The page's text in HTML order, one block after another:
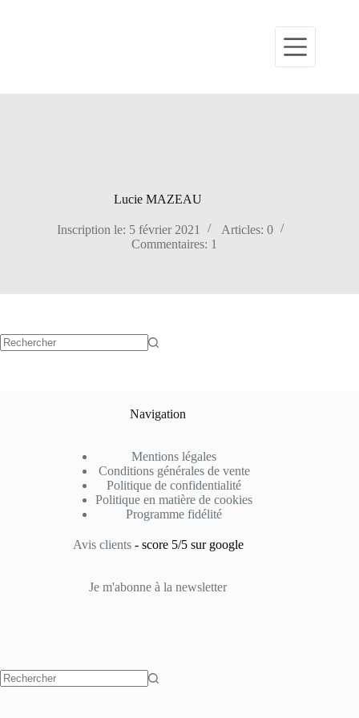
Lucie MAZEAU
Inscription le: 5 février 2021
Articles: 0
Commentaires: 1
Navigation
Mentions légales
Conditions générales de vente
Politique de confidentialité
Politique en matière de cookies
Programme fidélité
Avis clients- score 5/5 sur google
Je m'abonne à la newsletter